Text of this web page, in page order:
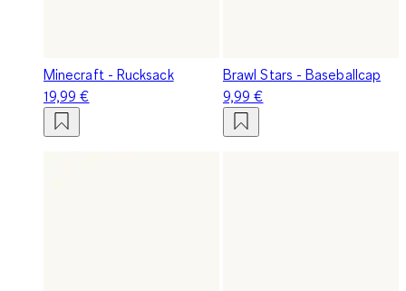
Minecraft - Rucksack
19,99 €
Brawl Stars - Baseballcap
9,99 €